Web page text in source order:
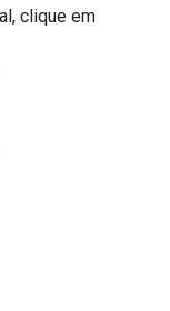
clique em